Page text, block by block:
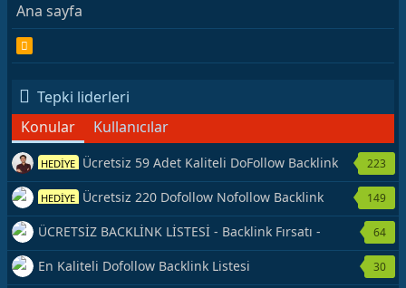
Ana sayfa
S
Tepki liderleri
Konular
Kullanıcılar
HEDİYE Ücretsiz 59 Adet Kaliteli DoFollow Backlink
Kaynağı Veriyorum.
223
HEDİYE Ücretsiz 220 Dofollow Nofollow Backlink
Veriyorum
149
ÜCRETSİZ BACKLİNK LİSTESİ - Backlink Fırsatı -
Hemen Yetiş!
64
En Kaliteli Dofollow Backlink Listesi 30